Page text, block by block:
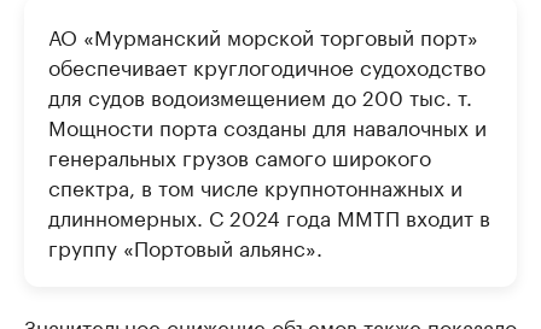
АО «Мурманский морской торговый порт»
обеспечивает круглогодичное судоходство
для судов водоизмещением до 200 тыс. т.
Мощности порта созданы для навалочных и
генеральных грузов самого широкого
спектра, в том числе крупнотоннажных и
длинномерных. С 2024 года ММТП входит в
группу «Портовый альянс».